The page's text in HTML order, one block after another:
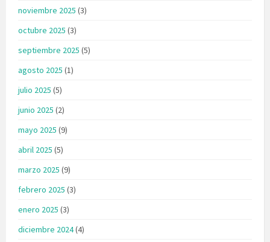
noviembre 2025 (3)
octubre 2025 (3)
septiembre 2025 (5)
agosto 2025 (1)
julio 2025 (5)
junio 2025 (2)
mayo 2025 (9)
abril 2025 (5)
marzo 2025 (9)
febrero 2025 (3)
enero 2025 (3)
diciembre 2024(4)